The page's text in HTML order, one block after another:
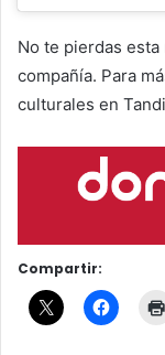
No te pierdas
compañía. Para
culturales en
Compartir: